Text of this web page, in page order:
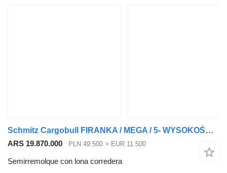
Schmitz Cargobull FIRANKA / MEGA / 5- WYSOKOŚCI DACHU /
ARS 19.870.000 PLN 49.500 ≈ EUR 11.500
Semirremolque con lona corredera